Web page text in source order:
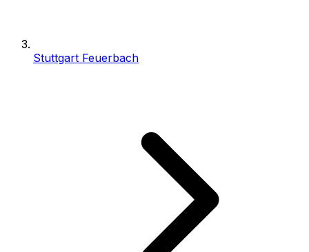
Stuttgart Feuerbach